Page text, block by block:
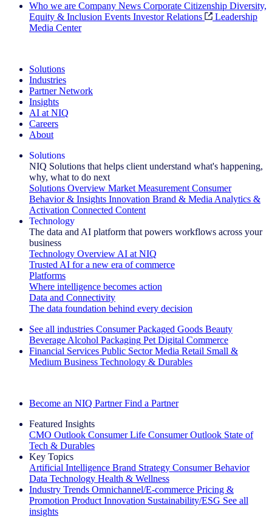
Who we are Company News Corporate Citizenship Diversity,
Equity & Inclusion Events Investor Relations
Leadership
Media Center
Solutions
Industries
Partner Network
Insights
AI at NIQ
Careers
About
Solutions
NIQ Solutions that helps client understand what's happening,
why, what to do next
Solutions Overview Market Measurement Consumer
Behavior & Insights Innovation Brand & Media Analytics &
Activation Connected Content
Technology
The data and AI platform that powers workflows across your
business
Technology Overview AI at NIQ
Trusted AI for a new era of commerce
Platforms
Where intelligence becomes action
Data and Connectivity
The data foundation behind every decision
See all industries Consumer Packaged Goods Beauty
Beverage Alcohol Packaging Pet Digital Commerce
Financial Services Public Sector Media Retail Small &
Medium Business Technology & Durables
Become an NIQ Partner Find a Partner
Featured Insights
CMO Outlook Consumer Life Consumer Outlook State of
Tech & Durables
Key Topics
Artificial Intelligence Brand Strategy Consumer Behavior
Data Technology Health & Wellness
Industry Trends Omnichannel/E-commerce Pricing &
Promotion Product Innovation Sustainability/ESG See all
insights